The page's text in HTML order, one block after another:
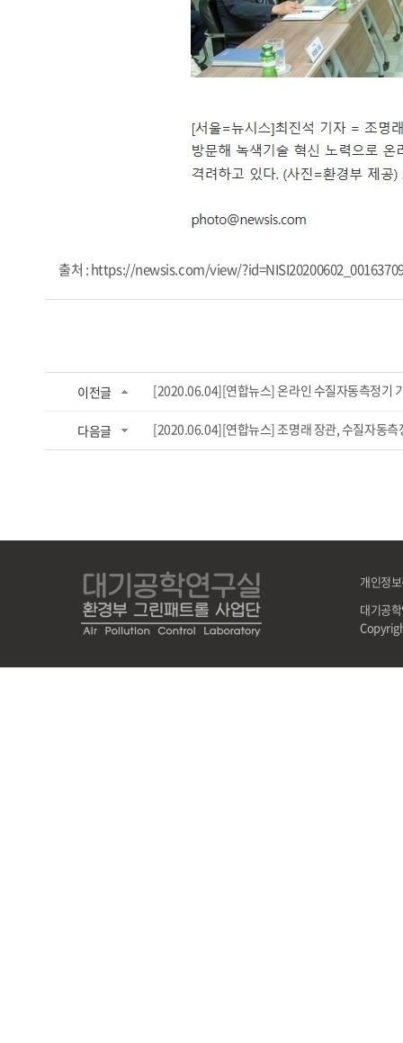
출처 : https://newsis.com/view/
이전글 [2020.06.04][연합뉴스] 온라인 수질자동측정기
다음글 [2020.06.04][연합뉴스] 조명래 장관, 수질자동측
개인정
대기공